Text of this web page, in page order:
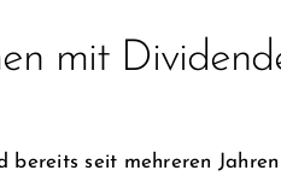
mit
bereits seit mehreren